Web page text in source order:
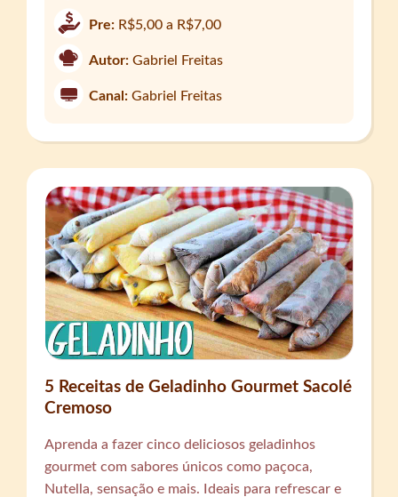
Pre: R$5,00 a R$7,00
Autor: Gabriel Freitas
Canal: Gabriel Freitas
5 Receitas de Geladinho Gourmet Sacolé
Cremoso
Aprenda a fazer cinco deliciosos geladinhos
gourmet com sabores únicos como paçoca,
Nutella, sensação e mais. Ideais para refrescar e